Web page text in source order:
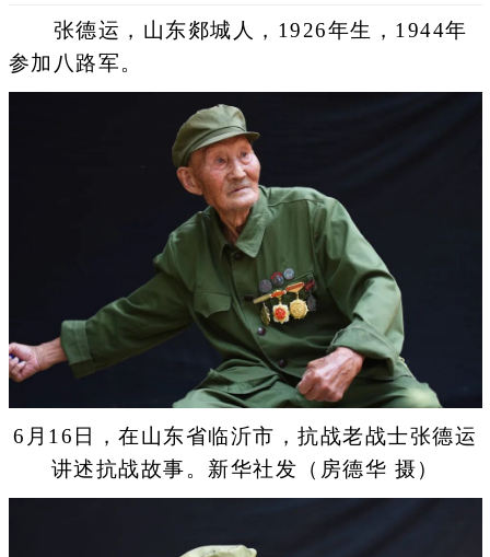
张德运，山东郯城人，1926年生，1944年
参加八路军。
6月16日，在山东省临沂市，抗战老战士张德运
讲述抗战故事。新华社发（房德华 摄）